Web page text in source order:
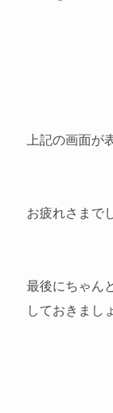
上記の画面が
お疲れさまで
最後にちゃん
しておきまし